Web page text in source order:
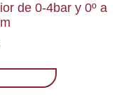
de 0-4bar y 0º a